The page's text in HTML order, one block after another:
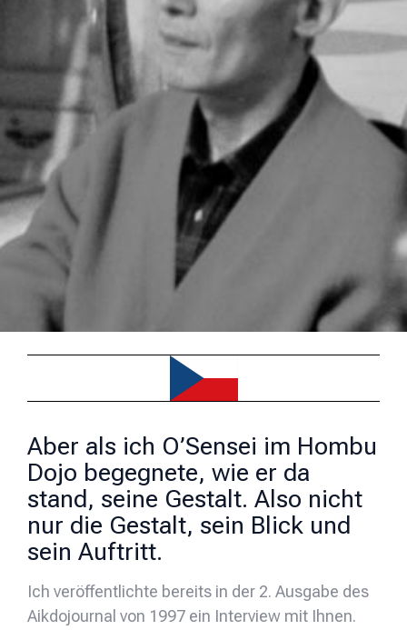
Aber als ich O’Sensei im Hombu
Dojo begegnete, wie er da
stand, seine Gestalt. Also nicht
nur die Gestalt, sein Blick und
sein Auftritt.
Ich veröffentlichte bereits in der 2. Ausgabe des
Aikdojournal von 1997 ein Interview mit Ihnen.